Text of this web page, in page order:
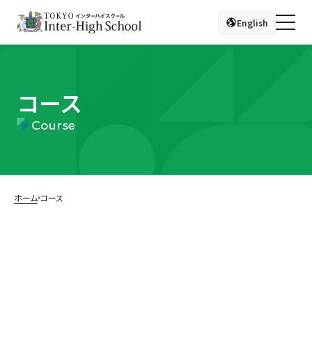
English
コース
Course
ホーム コース